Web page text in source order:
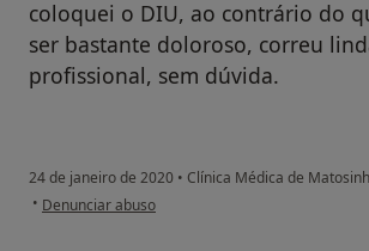
coloquei o DIU, ao contrário do
ser bastante doloroso, correu
profissional, sem dúvida.
24 de janeiro de 2020 • Clínica Médica de
• na opinião do utilizador Conta eliminada
Denunciar abuso